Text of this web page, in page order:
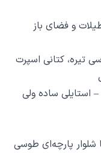
و فضای باز
تیره، کتانی اسپرت
ساده ولی
پارچه‌ای طوسی